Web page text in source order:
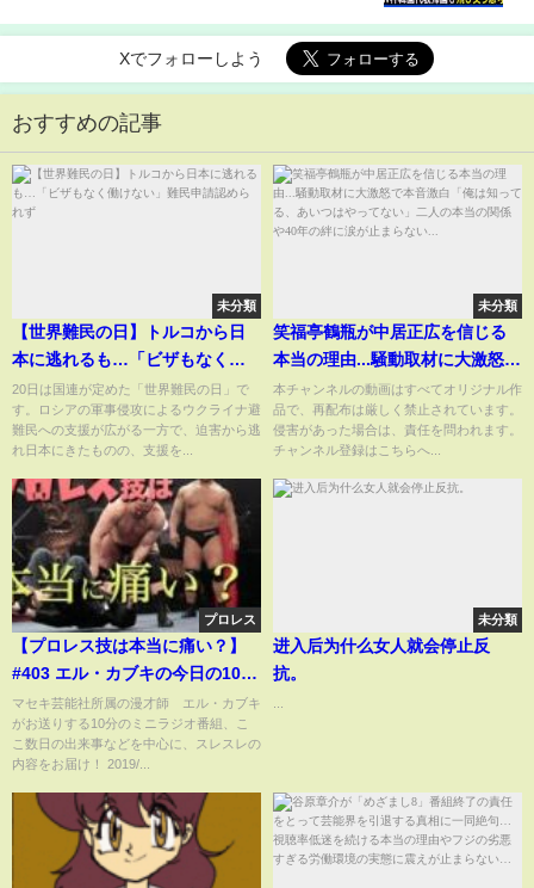
Xでフォローしよう
おすすめの記事
未分類
【世界難民の日】トルコから日
本に逃れるも…「ビザもなく働
けない」難民申請認められず
20日は国連が定めた「世界難民の日」で
す。ロシアの軍事侵攻によるウクライナ避
難民への支援が広がる一方で、迫害から逃
れ日本にきたものの、支援を...
未分類
笑福亭鶴瓶が中居正広を信じる
本当の理由...騒動取材に大激怒で
本音激白「俺は知ってる、あい
つはやってない」二人の本当の
関係や40年の絆に涙が止まらな
本チャンネルの動画はすべてオリジナル作
品で、再配布は厳しく禁止されています。
侵害があった場合は、責任を問われます。
チャンネル登録はこちらへ...
プロレス
【プロレス技は本当に痛い？】
#403 エル・カブキの今日の10分
おろし 2019/3/22
マセキ芸能社所属の漫才師 エル・カブキ
がお送りする10分のミニラジオ番組、こ
こ数日の出来事などを中心に、スレスレの
内容をお届け！ 2019/...
未分類
进入后为什么女人就会停止反
抗。